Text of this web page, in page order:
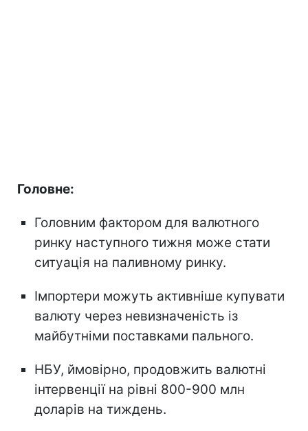
Головне:
Головним фактором для валютного
ринку наступного тижня може стати
ситуація на паливному ринку.
Імпортери можуть активніше купувати
валюту через невизначеність із
майбутніми поставками пального.
НБУ, ймовірно, продовжить валютні
інтервенції на рівні 800-900 млн
доларів на тиждень.